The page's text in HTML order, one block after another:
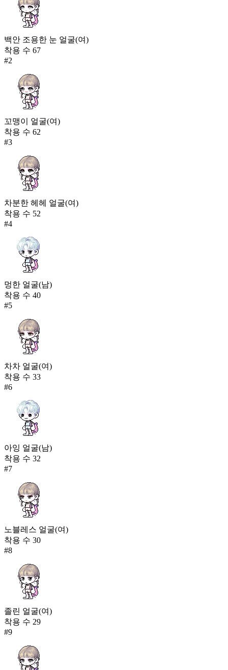
백안 조용한 눈 얼굴(여)
착용 수 67
#2
꼬맹이 얼굴(여)
착용 수 62
#3
차분한 헤헤 얼굴(여)
착용 수 52
#4
멍한 얼굴(남)
착용 수 40
#5
차차 얼굴(여)
착용 수 33
#6
아잉 얼굴(남)
착용 수 32
#7
노블레스 얼굴(여)
착용 수 30
#8
졸린 얼굴(여)
착용 수 29
#9